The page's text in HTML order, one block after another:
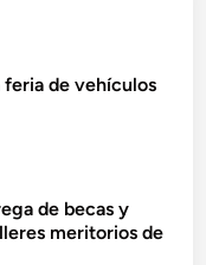
feria de vehículos
de becas y
meritorios de